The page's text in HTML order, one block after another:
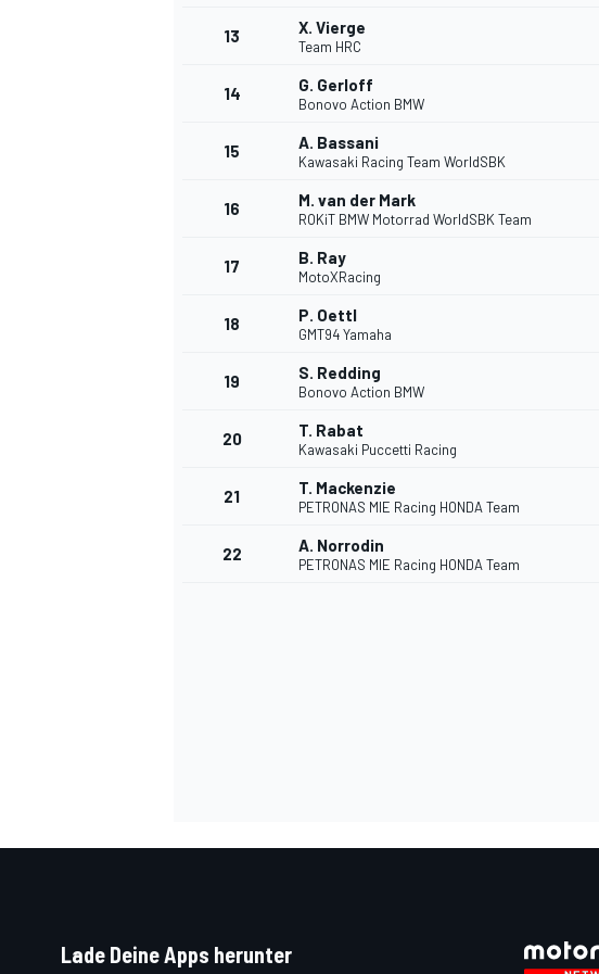
13 X. Vierge
Team HRC
14 G. Gerloff
Bonovo Action BMW
15 A. Bassani
Kawasaki Racing Team WorldSBK
16 M. van der Mark
ROKiT BMW Motorrad WorldSBK Team
17 B. Ray
MotoXRacing
18 P. Oettl
GMT94 Yamaha
19 S. Redding
Bonovo Action BMW
20 T. Rabat
Kawasaki Puccetti Racing
21 T. Mackenzie
PETRONAS MIE Racing HONDA Team
22 A. Norrodin
PETRONAS MIE Racing HONDA Team
Lade Deine Apps herunter